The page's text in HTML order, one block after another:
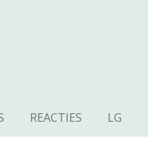
REACTIES LG